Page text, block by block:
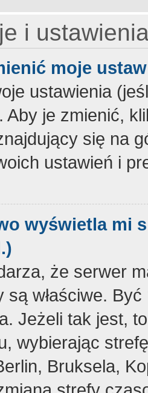
i
moje
ustawienia
Aby je zmienić,
się na
ustawień i
wyświetla mi
że serwer
są właściwe.
Jeżeli tak jest,
wybierając
Bruksela,